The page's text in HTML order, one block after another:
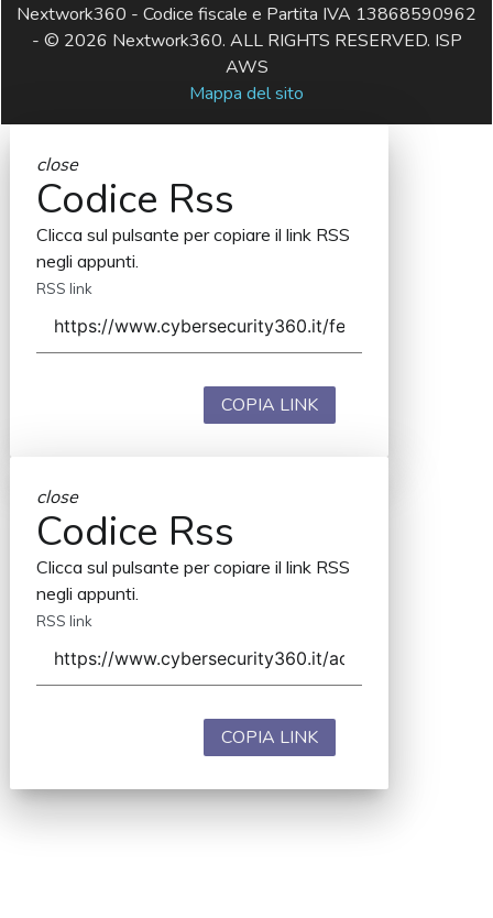
Nextwork360 - Codice fiscale e Partita IVA 13868590962
- © 2026 Nextwork360. ALL RIGHTS RESERVED. ISP
AWS
Mappa del sito
close
Codice Rss
Clicca sul pulsante per copiare il link RSS
negli appunti.
RSS link
COPIA LINK
close
Codice Rss
Clicca sul pulsante per copiare il link RSS
negli appunti.
RSS link
COPIA LINK